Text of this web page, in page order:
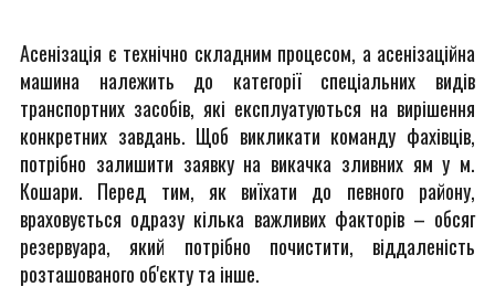
Асенізація є технічно складним процесом, а асенізаційна
машина належить до категорії спеціальних видів
транспортних засобів, які експлуатуються на вирішення
конкретних завдань. Щоб викликати команду фахівців,
потрібно залишити заявку на викачка зливних ям у м.
Кошари. Перед тим, як виїхати до певного району,
враховується одразу кілька важливих факторів – обсяг
резервуара, який потрібно почистити, віддаленість
розташованого об'єкту та інше.